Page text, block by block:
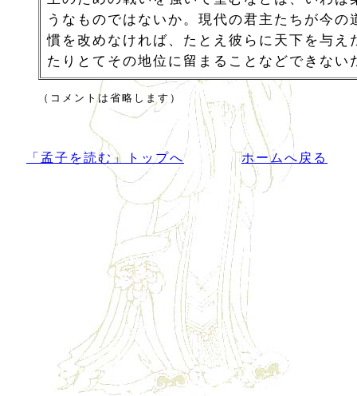
うなものではないか。現代の君主たちが今の
慣を改めなければ、たとえ彼らに天下を与え
たりとてその地位に留まることなどできない
（コメントは省略します）
「孟子を読む」トップへ ホームへ戻る